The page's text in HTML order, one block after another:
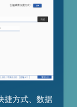
捷方式、数据